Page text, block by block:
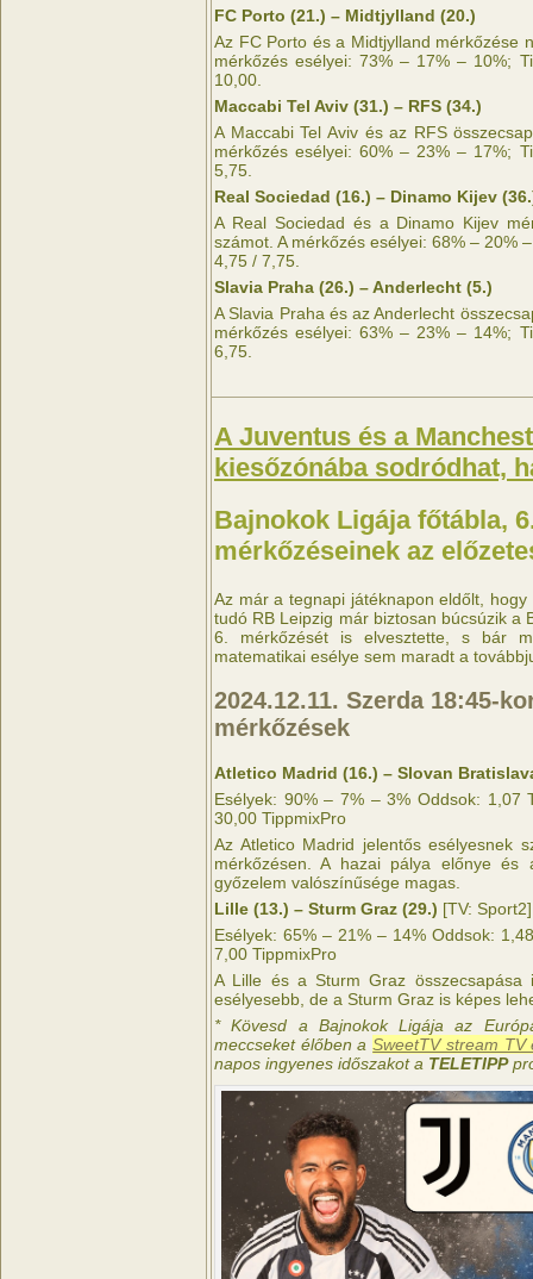
FC Porto (21.) – Midtjylland (20.)
Az FC Porto és a Midtjylland mérkőzése
mérkőzés esélyei: 73% – 17% – 10%;
10,00.
Maccabi Tel Aviv (31.) – RFS (34.)
A Maccabi Tel Aviv és az RFS
mérkőzés esélyei: 60% – 23% – 17%;
5,75.
Real Sociedad (16.) – Dinamo Kijev
A Real Sociedad és a Dinamo Kijev
számot. A mérkőzés esélyei: 68% – 20%
4,75 / 7,75.
Slavia Praha (26.) – Anderlecht (5.)
A Slavia Praha és az Anderlecht
mérkőzés esélyei: 63% – 23% – 14%;
6,75.
A Juventus és a
kiesőzónába sodródhat,
Bajnokok Ligája főtábla,
mérkőzéseinek az
Az már a tegnapi játéknapon eldőlt,
tudó RB Leipzig már biztosan búcsúzik a
6. mérkőzését is elvesztette, s bár
matematikai esélye sem maradt a
2024.12.11. Szerda 18:45-
mérkőzések
Atletico Madrid (16.) – Slovan
Esélyek: 90% – 7% – 3% Oddsok: 1,07
30,00 TippmixPro
Az Atletico Madrid jelentős esélyesnek
mérkőzésen. A hazai pálya előnye
győzelem valószínűsége magas.
Lille (13.) – Sturm Graz (29.) [TV: Sport2]
Esélyek: 65% – 21% – 14% Oddsok:
7,00 TippmixPro
A Lille és a Sturm Graz összecsapása
esélyesebb, de a Sturm Graz is képes
* Kövesd a Bajnokok Ligája az
meccseket élőben aSweetTV stream TV
napos ingyenes időszakot a TELETIPP